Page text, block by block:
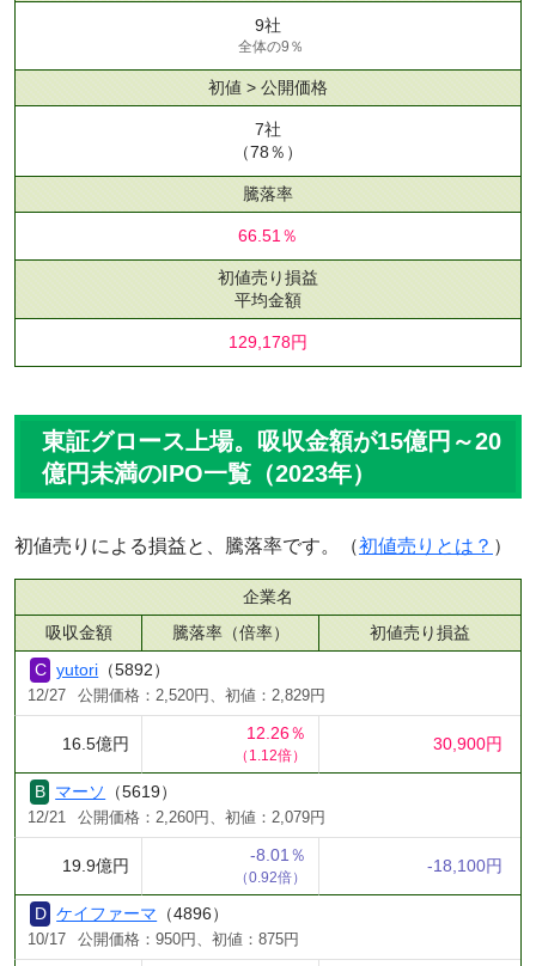
9社
全体の9％
初値 > 公開価格
7社
（78％）
騰落率
66.51％
初値売り損益
平均金額
129,178円
東証グロース上場。吸収金額が15億円～20
億円未満のIPO一覧（2023年）
初値売りによる損益と、騰落率です。（初値売りとは？ ）
企業名
吸収金額
騰落率（倍率）
初値売り損益
yutori （5892）
12/27 公開価格：2,520円、初値：2,829円
16.5億円
12.26％
（1.12倍）
30,900円
マーソ （5619）
12/21 公開価格：2,260円、初値：2,079円
19.9億円
-8.01％
（0.92倍）
-18,100円
ケイファーマ （4896）
10/17 公開価格：950円、初値：875円